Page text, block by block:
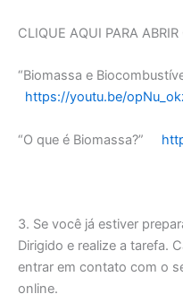
CLIQUE AQUI PARA ABRIR
“Biomassa e
https://youtu.be/
“O que é Biomassa?”
3. Se você já estiver
Dirigido e realize a tarefa.
entrar em contato com o
online.